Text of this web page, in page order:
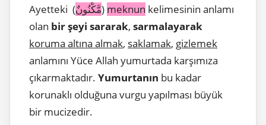
Ayetteki (مَّكْنُونٌ) meknun kelimesinin anlamı
olan bir şeyi sararak, sarmalayarak
koruma altına almak, saklamak, gizlemek
anlamını Yüce Allah yumurtada karşımıza
çıkarmaktadır. Yumurtanın bu kadar
korunaklı olduğuna vurgu yapılması büyük
bir mucizedir.